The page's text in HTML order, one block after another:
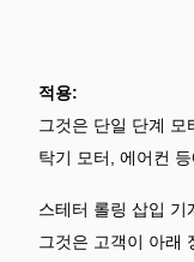
적용:
그것은 단일 단계
탁기 모터, 에어컨
스테터 롤링 삽입 기
그것은 고객이 아래